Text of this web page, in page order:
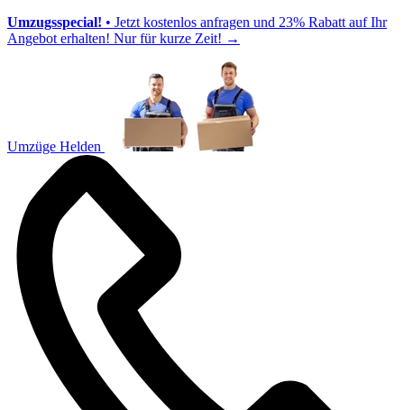
Umzugsspecial! • Jetzt kostenlos anfragen und 23% Rabatt auf Ihr
Angebot erhalten! Nur für kurze Zeit! →
Umzüge Helden